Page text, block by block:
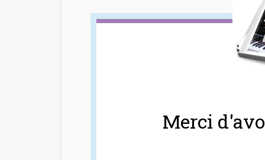
Merci